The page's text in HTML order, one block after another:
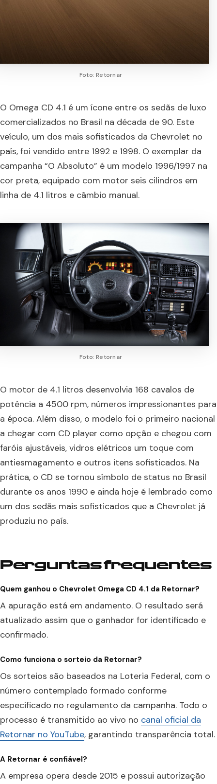
Foto: Retornar
O Omega CD 4.1 é um ícone entre os sedãs de luxo
comercializados no Brasil na década de 90. Este
veículo, um dos mais sofisticados da Chevrolet no
país, foi vendido entre 1992 e 1998. O exemplar da
campanha “O Absoluto” é um modelo 1996/1997 na
cor preta, equipado com motor seis cilindros em
linha de 4.1 litros e câmbio manual.
Foto: Retornar
O motor de 4.1 litros desenvolvia 168 cavalos de
potência a 4500 rpm, números impressionantes para
a época. Além disso, o modelo foi o primeiro nacional
a chegar com CD player como opção e chegou com
faróis ajustáveis, vidros elétricos um toque com
antiesmagamento e outros itens sofisticados. Na
prática, o CD se tornou símbolo de status no Brasil
durante os anos 1990 e ainda hoje é lembrado como
um dos sedãs mais sofisticados que a Chevrolet já
produziu no país.
Perguntas frequentes
Quem ganhou o Chevrolet Omega CD 4.1 da Retornar?
A apuração está em andamento. O resultado será
atualizado assim que o ganhador for identificado e
confirmado.
Como funciona o sorteio da Retornar?
Os sorteios são baseados na Loteria Federal, com o
número contemplado formado conforme
especificado no regulamento da campanha. Todo o
processo é transmitido ao vivo no canal oficial da
Retornar no YouTube, garantindo transparência total.
A Retornar é confiável?
A empresa opera desde 2015 e possui autorização